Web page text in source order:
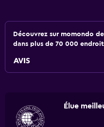
Découvrez sur momondo
dans plus de 70 000
Élue